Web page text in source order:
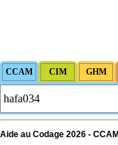
Aide au Codage 2026 -